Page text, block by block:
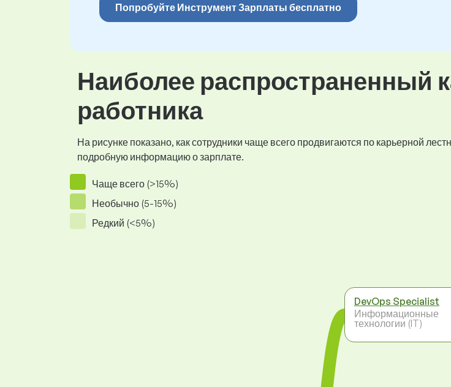
Попробуйте Инструмент Зарплаты бесплатно
Наиболее распространенный
работника
На рисунке показано, как сотрудники чаще всего продвигаются по карьерной
подробную информацию о зарплате.
Чаще всего (>15%)
Необычно (5-15%)
Редкий (<5%)
DevOps Specialist
Информационные
технологии (IT)